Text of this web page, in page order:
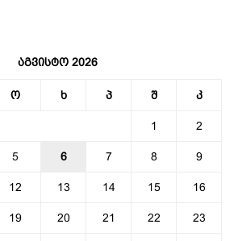
აგვისტო 2026
ო ხ პ შ კ
1 2
5 6 7 8 9
12 13 14 15 16
19 20 21 22 23